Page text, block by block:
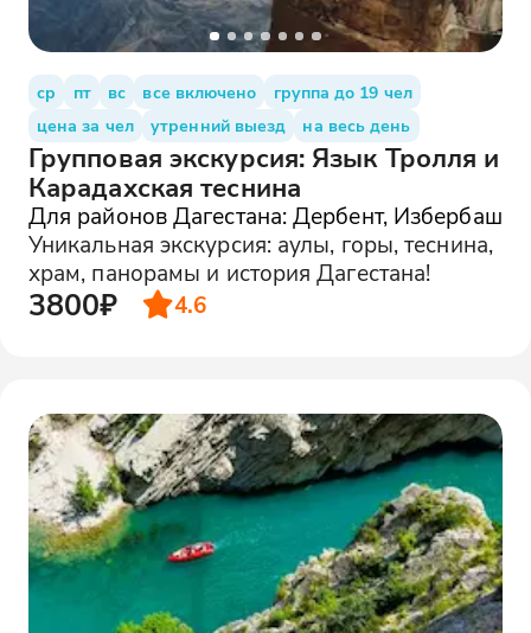
ср пт вс все включено
группа до 19 чел
цена за чел
утренний выезд на весь день
Групповая экскурсия: Язык Тролля и
Карадахская теснина
Для районов Дагестана: Дербент, Избербаш
Уникальная экскурсия: аулы, горы, теснина,
храм, панорамы и история Дагестана!
3800₽ 4.6